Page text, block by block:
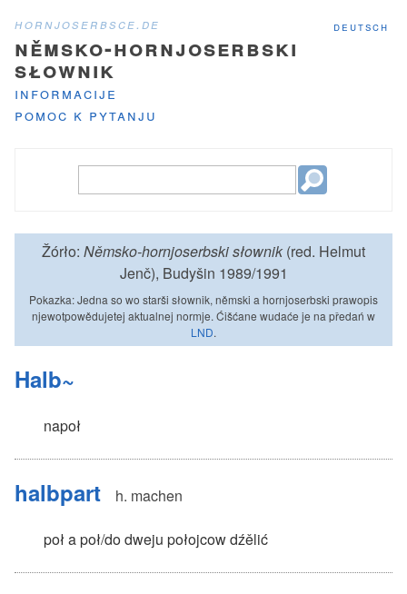
hornjoserbsce.de deutsch
němsko-hornjoserbski
słownik
informacije
pomoc k pytanju
Žórło: Němsko-hornjoserbski słownik (red. Helmut
Jenč), Budyšin 1989/1991
Pokazka: Jedna so wo starši słownik, němski a hornjoserbski prawopis
njewotpowědujetej aktualnej normje. Ćišćane wudaće je na předań w
LND.
Halb~
napoł
halbpart h. machen
połapoł/dodweju połojcowdźělić